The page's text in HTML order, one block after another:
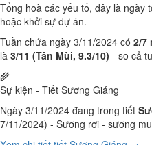
Tổng hoà các yếu tố, đây là ngày
hoặc khởi sự dự án.
Tuần chứa ngày 3/11/2024 có 2/7
là 3/11 (Tân Mùi, 9.3/10) - so cả
🌾
Sự kiện - Tiết Sương Giáng
Ngày 3/11/2024 đang trong tiết
7/11/2024) - Sương rơi - sương